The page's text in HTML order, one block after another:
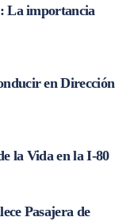
La importancia
en Dirección
la Vida en la I-80
Pasajera de